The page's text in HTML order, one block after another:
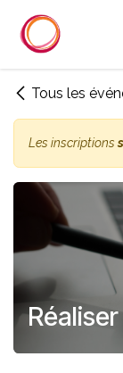
Tous les
Les inscriptions